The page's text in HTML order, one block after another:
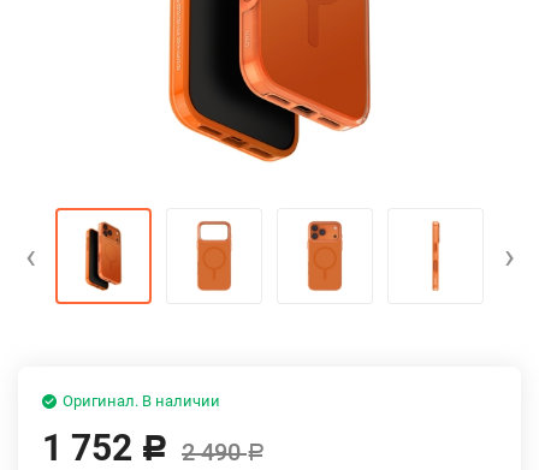
‹ ›
Оригинал. В наличии
1 752 Р 2 490Р